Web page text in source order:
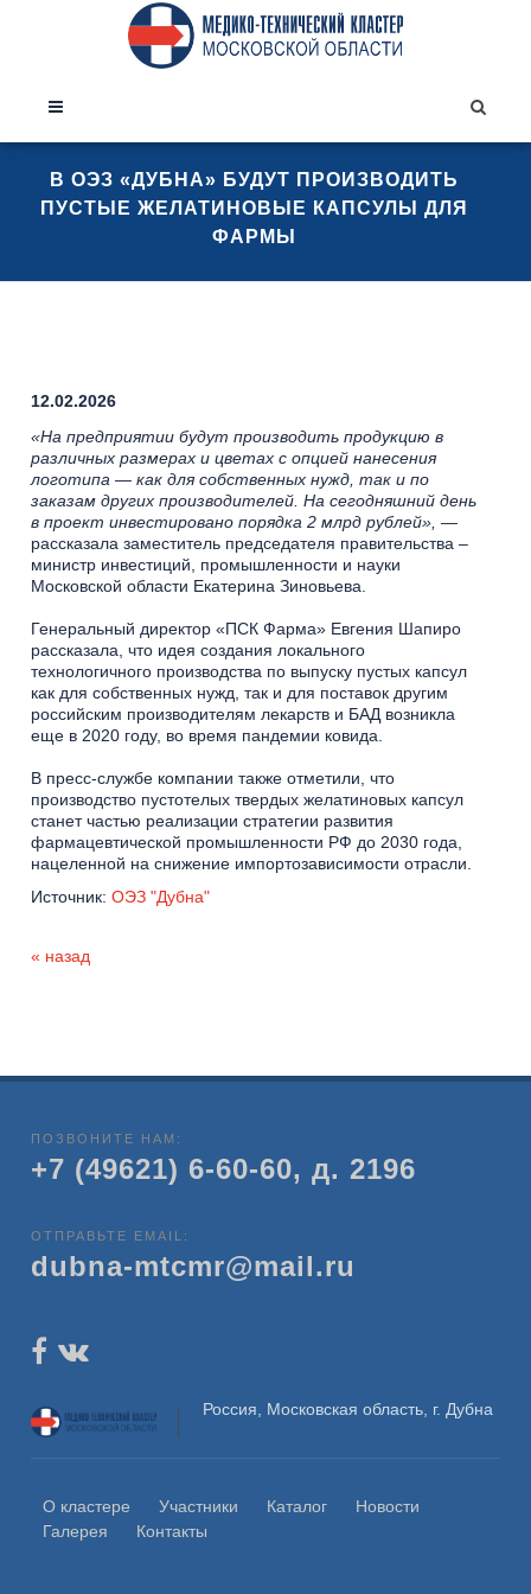
В ОЭЗ «ДУБНА» БУДУТ ПРОИЗВОДИТЬ
ПУСТЫЕ ЖЕЛАТИНОВЫЕ КАПСУЛЫ ДЛЯ
ФАРМЫ
12.02.2026
«На предприятии будут производить продукцию в
различных размерах и цветах с опцией нанесения
логотипа — как для собственных нужд, так и по
заказам других производителей. На сегодняшний день
в проект инвестировано порядка 2 млрд рублей», —
рассказала заместитель председателя правительства –
министр инвестиций, промышленности и науки
Московской области Екатерина Зиновьева.
Генеральный директор «ПСК Фарма» Евгения Шапиро
рассказала, что идея создания локального
технологичного производства по выпуску пустых капсул
как для собственных нужд, так и для поставок другим
российским производителям лекарств и БАД возникла
еще в 2020 году, во время пандемии ковида.
В пресс-службе компании также отметили, что
производство пустотелых твердых желатиновых капсул
станет частью реализации стратегии развития
фармацевтической промышленности РФ до 2030 года,
нацеленной на снижение импортозависимости отрасли.
Источник:ОЭЗ "Дубна"
« назад
ПОЗВОНИТЕ НАМ:
+7 (49621) 6-60-60, д. 2196
ОТПРАВЬТЕ EMAIL:
dubna-mtcmr@mail.ru
Россия, Московская область, г. Дубна
О кластере Участники Каталог
Новости
Галерея
Контакты